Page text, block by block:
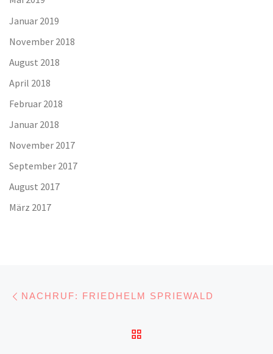
Januar 2019
November 2018
August 2018
April 2018
Februar 2018
Januar 2018
November 2017
September 2017
August 2017
März 2017
Beitragsnavigation
NACHRUF: FRIEDHELM SPRIEWALD